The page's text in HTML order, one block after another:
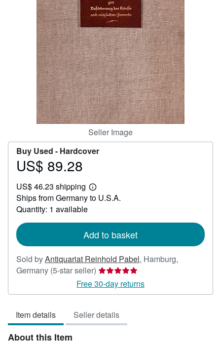
Start Selling
CLOSE
Seller Image
Buy Used - Hardcover
Price
89.28
US$ 89.28
US$ 46.23 shipping
Learn
more
Ships from Germany to U.S.A.
Quantity: 1 available
Add to basket
Sold byAntiquariat Reinhold Pabel, Hamburg,
Germany (5-star seller) Seller
rating
5
of
5
Free 30-day returns
Item details Seller details
About this Item